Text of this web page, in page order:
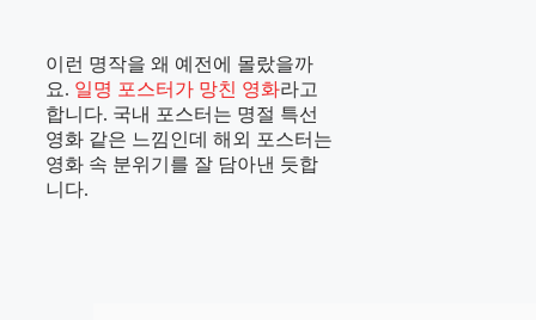
이런 명작을 왜 예전에 몰랐을까
요. 일명 포스터가 망친 영화라고
합니다. 국내 포스터는 명절 특선
영화 같은 느낌인데 해외 포스터는
영화 속 분위기를 잘 담아낸 듯합
니다.